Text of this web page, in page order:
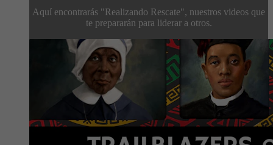
Aquí encontrarás "Realizando Rescate", nuestros videos que
te prepararán para liderar a otros.